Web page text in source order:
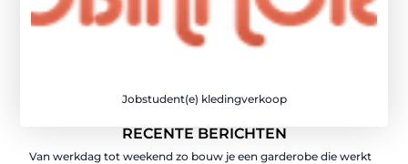
Jobstudent(e) kledingverkoop
RECENTE BERICHTEN
Van werkdag tot weekend zo bouw je een garderobe die werkt